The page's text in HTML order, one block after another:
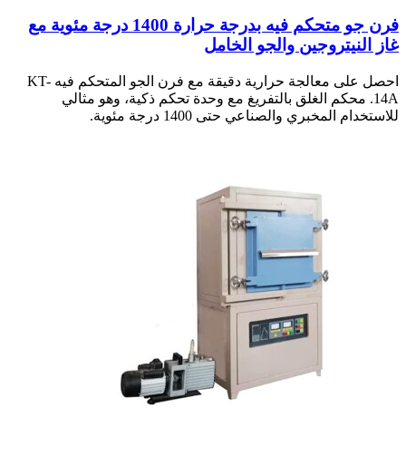
فرن جو متحكم فيه بدرجة حرارة 1400 درجة مئوية مع
غاز النيتروجين والجو الخامل
احصل على معالجة حرارية دقيقة مع فرن الجو المتحكم فيه KT-
14A. محكم الغلق بالتفريغ مع وحدة تحكم ذكية، وهو مثالي
للاستخدام المخبري والصناعي حتى 1400 درجة مئوية.